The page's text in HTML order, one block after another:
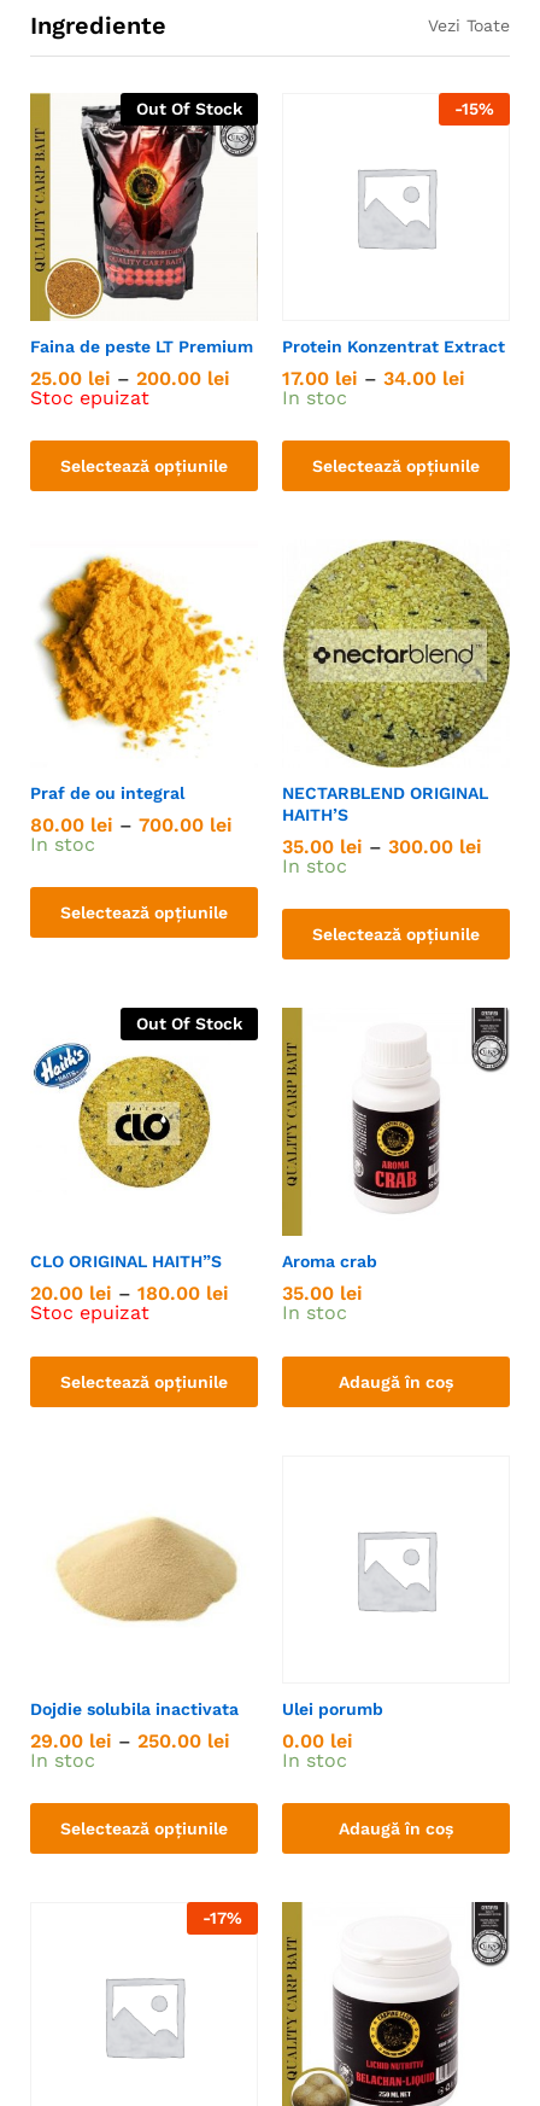
Ingrediente Vezi Toate
Out Of Stock
Faina de peste LT Premium
25.00 lei – 200.00 lei
Stoc epuizat
Selectează opțiunile
-15%
Protein Konzentrat Extract
17.00 lei – 34.00 lei
In stoc
Selectează opțiunile
Praf de ou integral
80.00 lei – 700.00 lei
In stoc
Selectează opțiunile
NECTARBLEND ORIGINAL
HAITH’S
35.00 lei – 300.00 lei
In stoc
Selectează opțiunile
Out Of Stock
CLO ORIGINAL HAITH”S
20.00 lei – 180.00 lei
Stoc epuizat
Selectează opțiunile
Aroma crab
35.00 lei
In stoc
Adaugă în coș
Dojdie solubila inactivata
29.00 lei – 250.00 lei
In stoc
Selectează opțiunile
Ulei porumb
0.00 lei
In stoc
Adaugă în coș
-17%